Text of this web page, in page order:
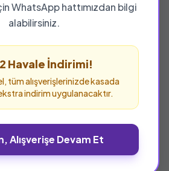
WhatsApp hattımızdan bilgi
alabilirsiniz.
Havale İndirimi!
tüm alışverişlerinizde kasada
indirim uygulanacaktır.
Alışverişe Devam Et